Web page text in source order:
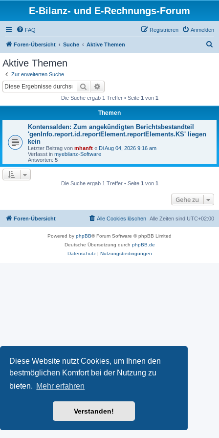
Diese Website nutzt Cookies, um Ihnen den
bestmöglichen Komfort bei der Nutzung zu
bieten. Mehr erfahren
Verstanden!
E-Bilanz- und E-Rechnungs-Forum
FAQ Anmelden
Registrieren
Foren-Übersicht Suche Aktive Themen
Aktive Themen
Zur erweiterten Suche
Suche
Die Suche ergab 1 Treffer • Seite 1 von 1
Themen
Kontensalden: Zum angekündigten Berichtsbestandteil
'genInfo.report.id.reportElement.reportElements.KS' liegen
kein
Letzter Beitrag von mhanft « Di Aug 04, 2026 9:16 am
Verfasst in myebilanz-Software
Antworten: 5
Die Suche ergab 1 Treffer • Seite 1 von 1
Gehe zu
Foren-Übersicht Alle Zeiten sind UTC+02:00
Alle Cookies löschen
Powered by phpBB® Forum Software © phpBB Limited
Deutsche Übersetzung durch phpBB.de
Datenschutz| Nutzungsbedingungen